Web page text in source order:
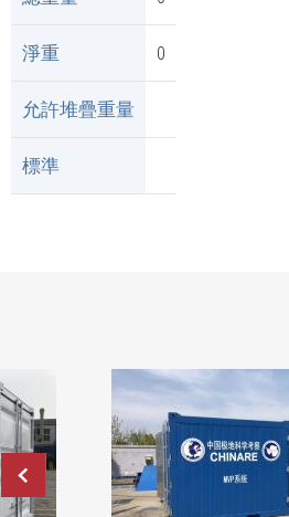
淨重 0
允許堆疊重量
標準